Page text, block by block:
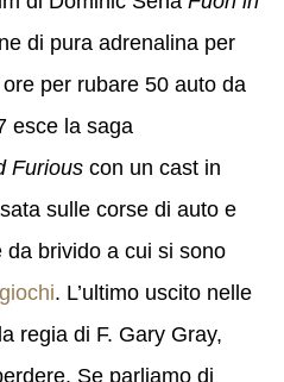
di pura adrenalina per
per rubare 50 auto da
esce la saga
Furious con un cast in
sulle corse di auto e
da brivido a cui si sono
. L’ultimo uscito nelle
regia di F. Gary Gray,
Se parliamo di